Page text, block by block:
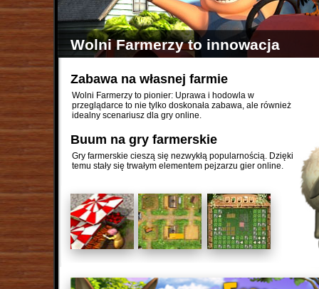
Wolni Farmerzy to innowacja
Zabawa na własnej farmie
Wolni Farmerzy to pionier: Uprawa i hodowla w
przeglądarce to nie tylko doskonała zabawa, ale również
idealny scenariusz dla gry online.
Buum na gry farmerskie
Gry farmerskie cieszą się nezwykłą popularnością. Dzięki
temu stały się trwałym elementem pejzarzu gier online.